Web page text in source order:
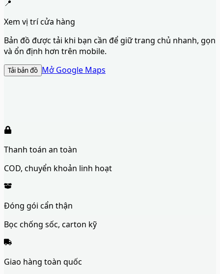
📍
Xem vị trí cửa hàng
Bản đồ được tải khi bạn cần để giữ trang chủ nhanh, gọn
và ổn định hơn trên mobile.
Tải bản đồ Mở Google Maps
Thanh toán an toàn
COD, chuyển khoản linh hoạt
Đóng gói cẩn thận
Bọc chống sốc, carton kỹ
Giao hàng toàn quốc